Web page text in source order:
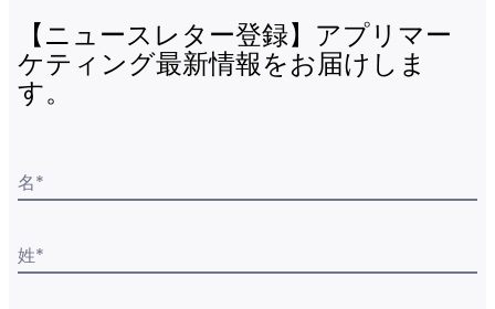
【ニュースレター登録】アプリマー
ケティング最新情報をお届けしま
す。
名*
姓*